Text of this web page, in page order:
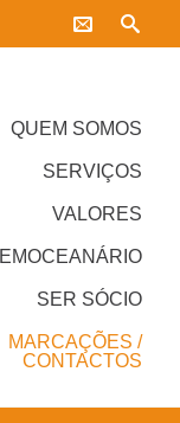
QUEM SOMOS
SERVIÇOS
VALORES
EMOCEANÁRIO
SER SÓCIO
MARCAÇÕES /
CONTACTOS